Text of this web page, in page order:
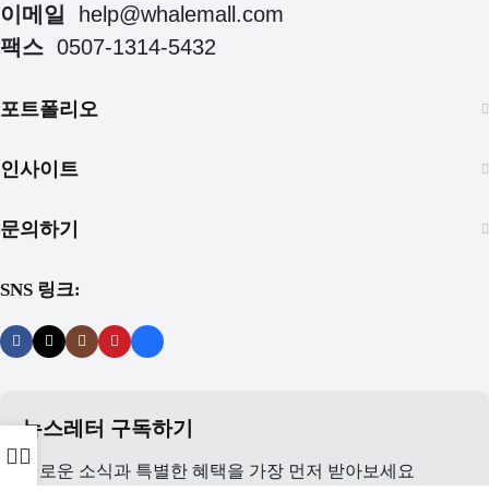
이메일
help@whalemall.com
팩스 0507-1314-5432
포트폴리오
인사이트
문의하기
SNS 링크:
뉴스레터 구독하기
새로운 소식과 특별한 혜택을 가장 먼저 받아보세요